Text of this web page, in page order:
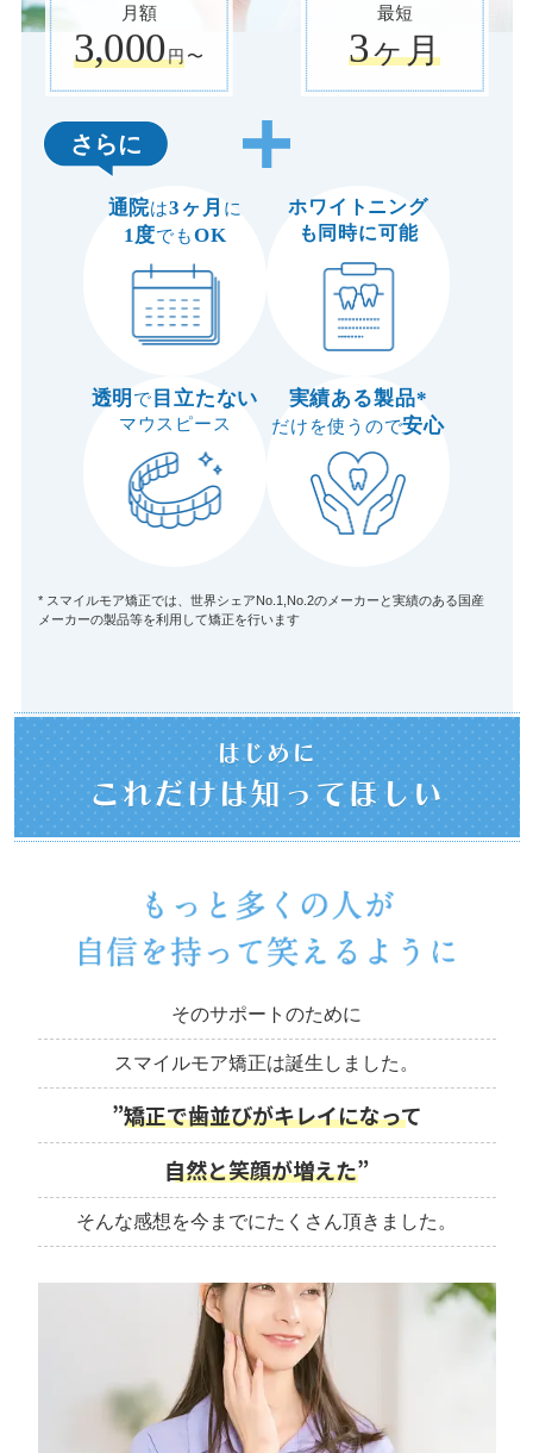
月額
3,000円 〜
最短
3ヶ月
さらに
通院は3ヶ月 に
1度でもOK
ホワイトニング
も同時に可能
透明 で 目立たない
マウスピース
実績ある製品*
だけを使うので安心
* スマイルモア矯正では、世界シェアNo.1,No.2のメーカーと実績のある国産
メーカーの製品等を利用して矯正を行います
はじめに
これだけは知ってほしい
そのサポートのために
スマイルモア矯正は誕生しました。
”矯正で歯並びがキレイになって
自然と笑顔が増えた”
そんな感想を今までにたくさん頂きました。